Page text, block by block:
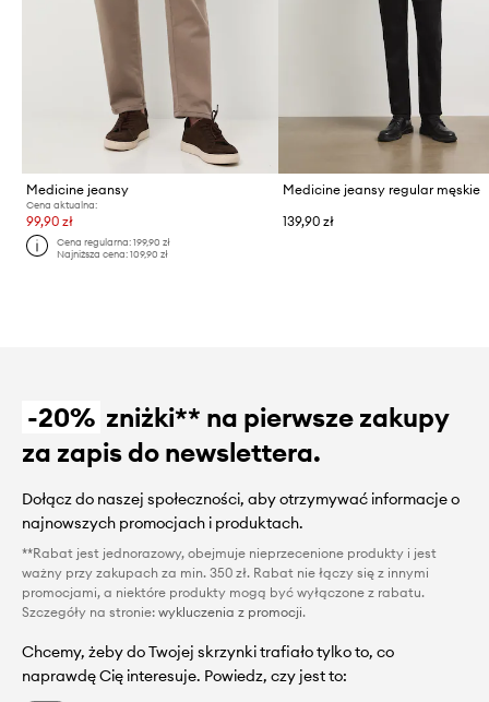
Medicine jeansy
Cena aktualna:
99,90 zł
Cena regularna:199,90 zł
Najniższa cena:109,90 zł
Medicine jeansy regular męskie
139,90 zł
-20% zniżki** na pierwsze zakupy
za zapis do newslettera.
Dołącz do naszej społeczności, aby otrzymywać informacje o
najnowszych promocjach i produktach.
**Rabat jest jednorazowy, obejmuje nieprzecenione produkty i jest
ważny przy zakupach za min. 350 zł. Rabat nie łączy się z innymi
promocjami, a niektóre produkty mogą być wyłączone z rabatu.
Szczegóły na stronie: wykluczenia z promocji.
Chcemy, żeby do Twojej skrzynki trafiało tylko to, co
naprawdę Cię interesuje. Powiedz, czy jest to: